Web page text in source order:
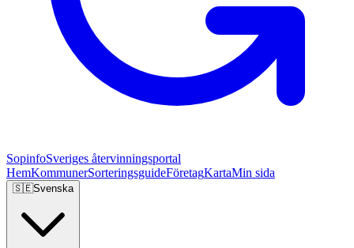
SopinfoSveriges återvinningsportal
HemKommunerSorteringsguideFöretagKartaMin sida
🇸🇪Svenska